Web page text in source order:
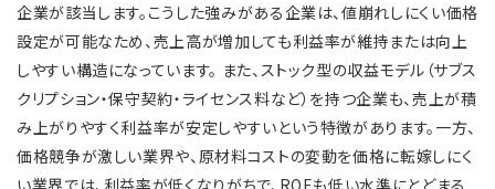
企業が該当します。こうした強みがある企業は、値崩れしにくい価格
設定が可能なため、売上高が増加しても利益率が維持または向上
しやすい構造になっています。 また、ストック型の収益モデル（サブス
クリプション・保守契約・ライセンス料など）を持つ企業も、売上が積
み上がりやすく利益率が安定しやすいという特徴があります。一方、
価格競争が激しい業界や、原材料コストの変動を価格に転嫁しにく